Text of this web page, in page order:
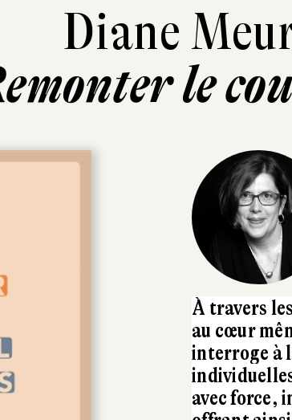
Diane
le
À travers
au cœur
interroge à
avec force,